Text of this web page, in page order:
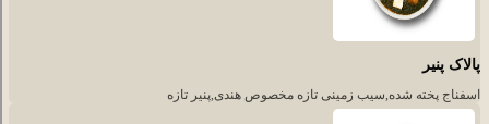
پالاک پنیر
اسفناج پخته شده,سیب زمینی تازه مخصوص هندی,پنیر تازه